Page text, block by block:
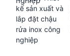
kế sản xuất và
lắp đặt chậu
rửa inox công
nghiệp